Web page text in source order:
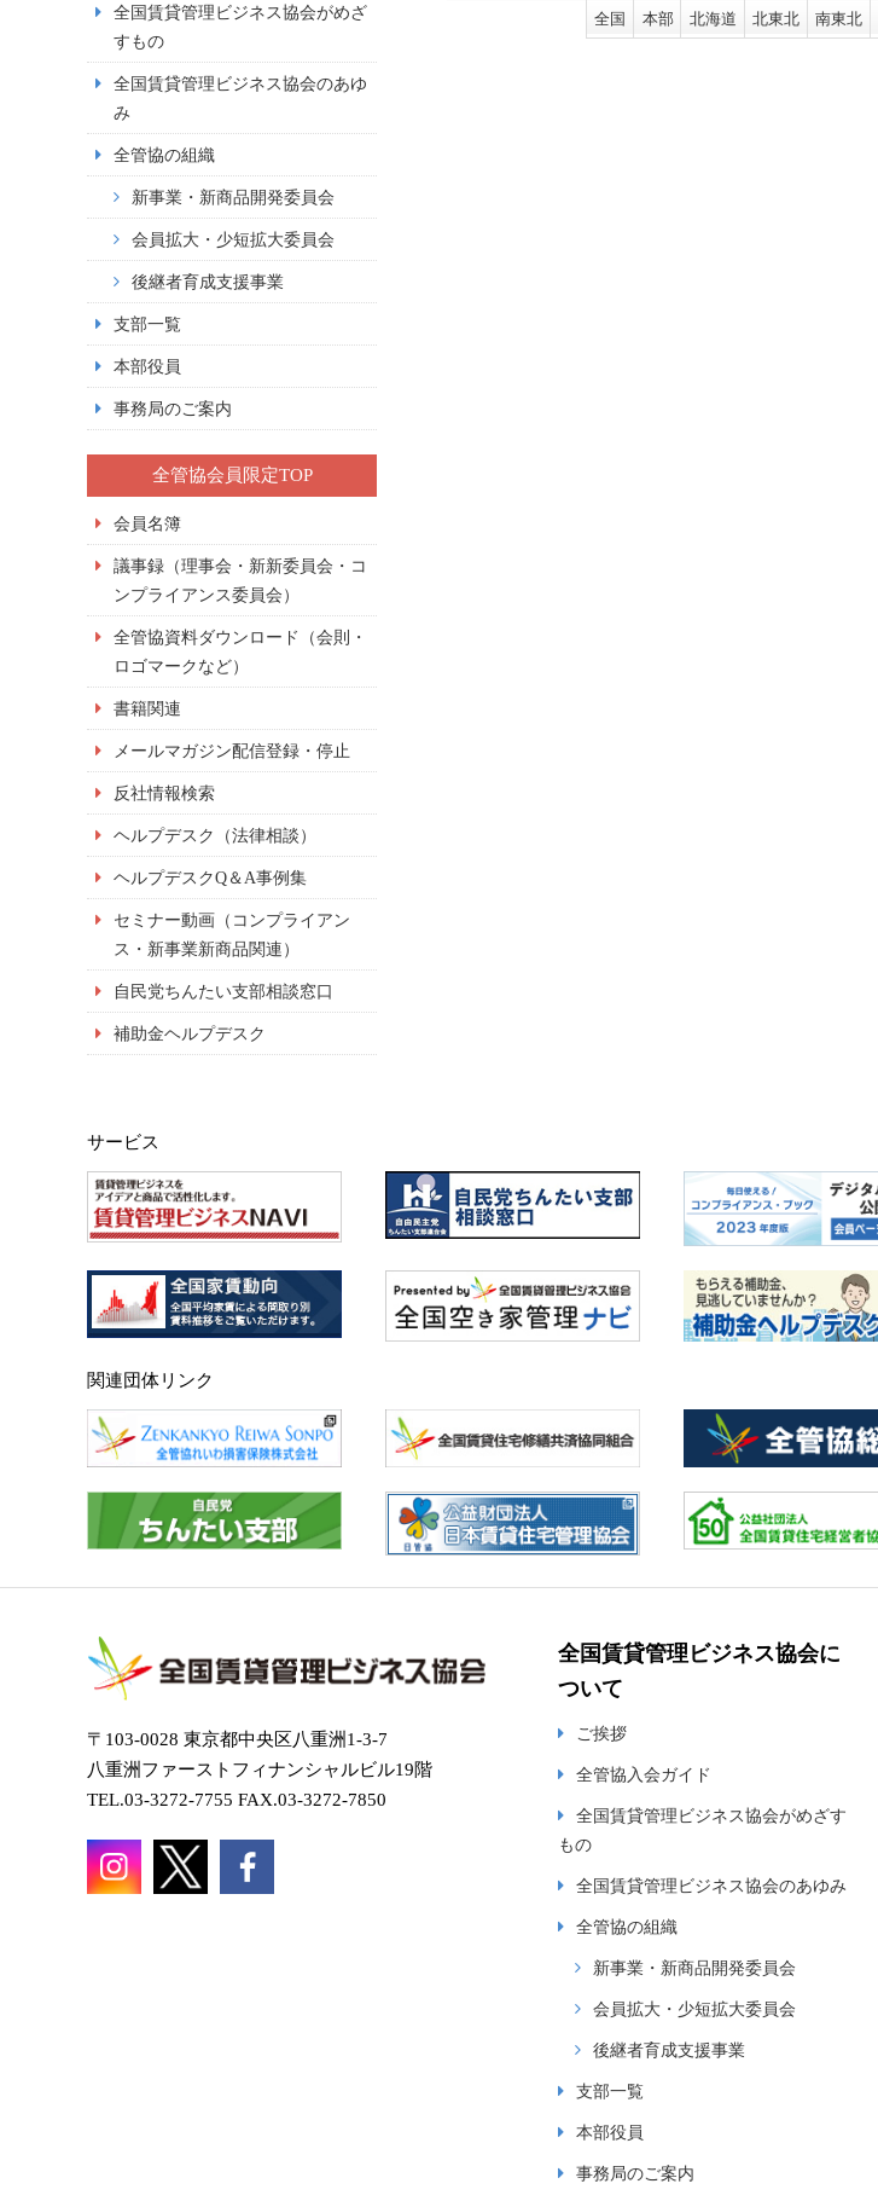
全国 本部 北海道 北東北 南東北
全国賃貸管理ビジネス協会がめざ
すもの
全国賃貸管理ビジネス協会のあゆ
み
全管協の組織
新事業・新商品開発委員会
会員拡大・少短拡大委員会
後継者育成支援事業
支部一覧
本部役員
事務局のご案内
全管協会員限定TOP
会員名簿
議事録（理事会・新新委員会・コ
ンプライアンス委員会）
全管協資料ダウンロード（会則・
ロゴマークなど）
書籍関連
メールマガジン配信登録・停止
反社情報検索
ヘルプデスク（法律相談）
ヘルプデスクQ＆A事例集
セミナー動画（コンプライアン
ス・新事業新商品関連）
自民党ちんたい支部相談窓口
補助金ヘルプデスク
サービス
関連団体リンク
〒103-0028 東京都中央区八重洲1-3-7
八重洲ファーストフィナンシャルビル19階
TEL.03-3272-7755 FAX.03-3272-7850
全国賃貸管理ビジネス協会に
ついて
ご挨拶
全管協入会ガイド
全国賃貸管理ビジネス協会がめざす
もの
全国賃貸管理ビジネス協会のあゆみ
全管協の組織
新事業・新商品開発委員会
会員拡大・少短拡大委員会
後継者育成支援事業
支部一覧
本部役員
事務局のご案内